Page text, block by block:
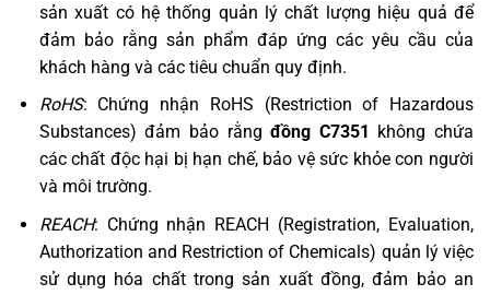
sản xuất có hệ thống quản lý chất lượng hiệu quả để
đảm bảo rằng sản phẩm đáp ứng các yêu cầu của
khách hàng và các tiêu chuẩn quy định.
RoHS: Chứng nhận RoHS (Restriction of Hazardous
Substances) đảm bảo rằngđồng C7351 không chứa
các chất độc hại bị hạn chế, bảo vệ sức khỏe con người
và môi trường.
REACH: Chứng nhận REACH (Registration, Evaluation,
Authorization and Restriction of Chemicals) quản lý việc
sử dụng hóa chất trong sản xuất đồng, đảm bảo an